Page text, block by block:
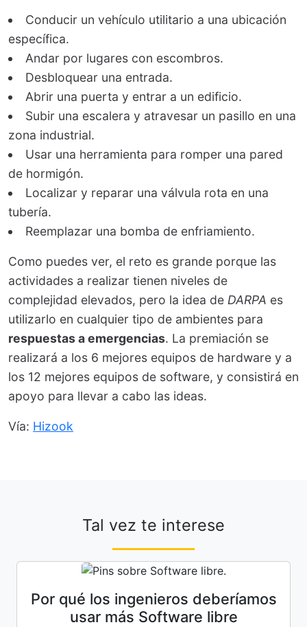
Conducir un vehículo utilitario a una ubicación
específica.
Andar por lugares con escombros.
Desbloquear una entrada.
Abrir una puerta y entrar a un edificio.
Subir una escalera y atravesar un pasillo en una
zona industrial.
Usar una herramienta para romper una pared
de hormigón.
Localizar y reparar una válvula rota en una
tubería.
Reemplazar una bomba de enfriamiento.
Como puedes ver, el reto es grande porque las
actividades a realizar tienen niveles de
complejidad elevados, pero la idea de DARPA es
utilizarlo en cualquier tipo de ambientes para
respuestas a emergencias. La premiación se
realizará a los 6 mejores equipos de hardware y a
los 12 mejores equipos de software, y consistirá en
apoyo para llevar a cabo las ideas.
Vía: Hizook
Tal vez te interese
Por qué los ingenieros deberíamos
usar más Software libre